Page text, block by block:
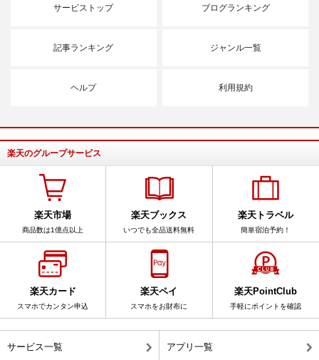
サービストップ ブログランキング
記事ランキング ジャンル一覧
ヘルプ 利用規約
楽天のグループサービス
楽天市場
商品数は1億点以上
楽天ブックス
いつでも全品送料無料
楽天トラベル
簡単宿泊予約！
楽天カード
スマホでカンタン申込
楽天ペイ
スマホをお財布に
楽天PointClub
手軽にポイントを確認
サービス一覧 アプリ一覧